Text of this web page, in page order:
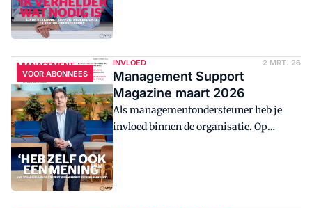
structuur, focus, energie, mentale
veerkracht en de overgang. Alles voor
een realistische productiviteit.
VOOR ABONNEES
INVLOED 2 MRT. 26
Management Support
Magazine maart 2026
Als managementondersteuner heb je
invloed binnen de organisatie. Op
besluiten, op processen en nog veel
meer. In deze eerste editie van 2026 gaan
we op jouw invloed, en hoe je die kan